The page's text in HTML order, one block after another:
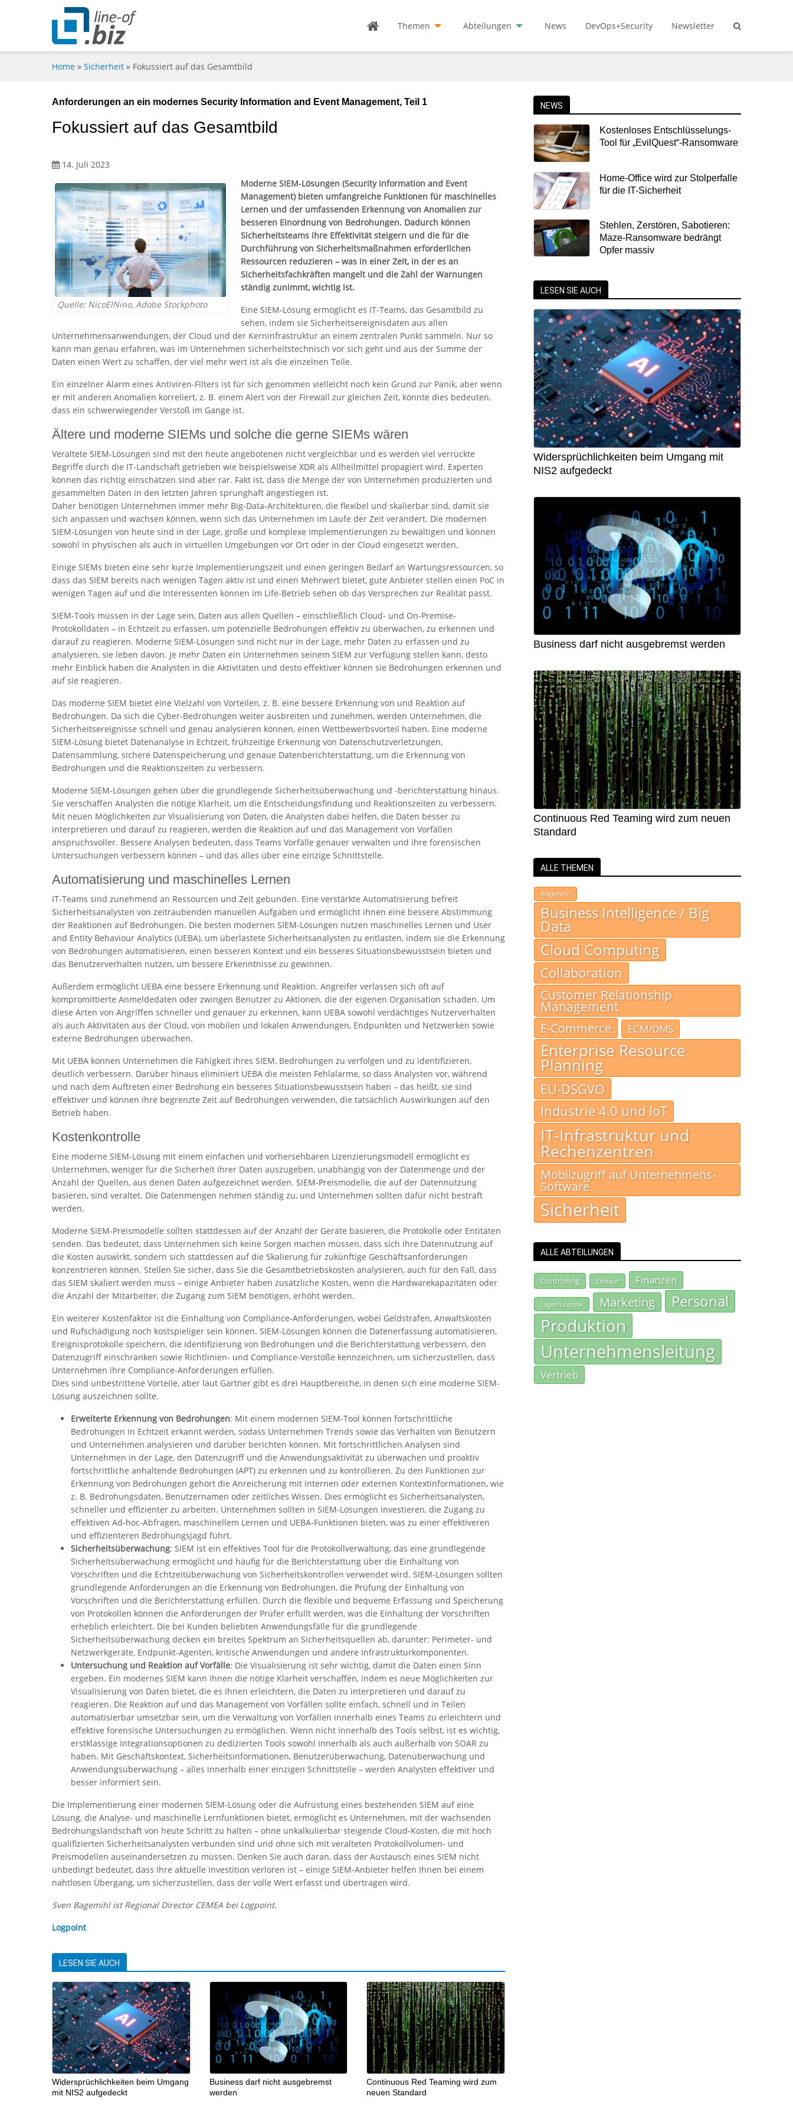
Themen Abteilungen News DevOps+Security Newsletter
Home » Sicherheit » Fokussiert auf das Gesamtbild
Anforderungen an ein modernes Security Information and Event Management, Teil 1
Fokussiert auf das Gesamtbild
14. Juli 2023
Quelle: NicoElNino, Adobe Stockphoto
Moderne SIEM-Lösungen (Security Information and Event
Management) bieten umfangreiche Funktionen für maschinelles
Lernen und der umfassenden Erkennung von Anomalien zur
besseren Einordnung von Bedrohungen. Dadurch können
Sicherheitsteams ihre Effektivität steigern und die für die
Durchführung von Sicherheitsmaßnahmen erforderlichen
Ressourcen reduzieren – was in einer Zeit, in der es an
Sicherheitsfachkräften mangelt und die Zahl der Warnungen
ständig zunimmt, wichtig ist.
Eine SIEM-Lösung ermöglicht es IT-Teams, das Gesamtbild zu
sehen, indem sie Sicherheitsereignisdaten aus allen
Unternehmensanwendungen, der Cloud und der Kerninfrastruktur an einem zentralen Punkt sammeln. Nur so
kann man genau erfahren, was im Unternehmen sicherheitstechnisch vor sich geht und aus der Summe der
Daten einen Wert zu schaffen, der viel mehr wert ist als die einzelnen Teile.
Ein einzelner Alarm eines Antiviren-Filters ist für sich genommen vielleicht noch kein Grund zur Panik, aber wenn
er mit anderen Anomalien korreliert, z. B. einem Alert von der Firewall zur gleichen Zeit, könnte dies bedeuten,
dass ein schwerwiegender Verstoß im Gange ist.
Ältere und moderne SIEMs und solche die gerne SIEMs wären
Veraltete SIEM-Lösungen sind mit den heute angebotenen nicht vergleichbar und es werden viel verrückte
Begriffe durch die IT-Landschaft getrieben wie beispielsweise XDR als Allheilmittel propagiert wird. Experten
können das richtig einschätzen sind aber rar. Fakt ist, dass die Menge der von Unternehmen produzierten und
gesammelten Daten in den letzten Jahren sprunghaft angestiegen ist.
Daher benötigen Unternehmen immer mehr Big-Data-Architekturen, die flexibel und skalierbar sind, damit sie
sich anpassen und wachsen können, wenn sich das Unternehmen im Laufe der Zeit verändert. Die modernen
SIEM-Lösungen von heute sind in der Lage, große und komplexe Implementierungen zu bewältigen und können
sowohl in physischen als auch in virtuellen Umgebungen vor Ort oder in der Cloud eingesetzt werden.
Einige SIEMs bieten eine sehr kurze Implementierungszeit und einen geringen Bedarf an Wartungsressourcen, so
dass das SIEM bereits nach wenigen Tagen aktiv ist und einen Mehrwert bietet, gute Anbieter stellen einen PoC in
wenigen Tagen auf und die Interessenten können im Life-Betrieb sehen ob das Versprechen zur Realität passt.
SIEM-Tools müssen in der Lage sein, Daten aus allen Quellen – einschließlich Cloud- und On-Premise-
Protokolldaten – in Echtzeit zu erfassen, um potenzielle Bedrohungen effektiv zu überwachen, zu erkennen und
darauf zu reagieren. Moderne SIEM-Lösungen sind nicht nur in der Lage, mehr Daten zu erfassen und zu
analysieren, sie leben davon. Je mehr Daten ein Unternehmen seinem SIEM zur Verfügung stellen kann, desto
mehr Einblick haben die Analysten in die Aktivitäten und desto effektiver können sie Bedrohungen erkennen und
auf sie reagieren.
Das moderne SIEM bietet eine Vielzahl von Vorteilen, z. B. eine bessere Erkennung von und Reaktion auf
Bedrohungen. Da sich die Cyber-Bedrohungen weiter ausbreiten und zunehmen, werden Unternehmen, die
Sicherheitsereignisse schnell und genau analysieren können, einen Wettbewerbsvorteil haben. Eine moderne
SIEM-Lösung bietet Datenanalyse in Echtzeit, frühzeitige Erkennung von Datenschutzverletzungen,
Datensammlung, sichere Datenspeicherung und genaue Datenberichterstattung, um die Erkennung von
Bedrohungen und die Reaktionszeiten zu verbessern.
Moderne SIEM-Lösungen gehen über die grundlegende Sicherheitsüberwachung und -berichterstattung hinaus.
Sie verschaffen Analysten die nötige Klarheit, um die Entscheidungsfindung und Reaktionszeiten zu verbessern.
Mit neuen Möglichkeiten zur Visualisierung von Daten, die Analysten dabei helfen, die Daten besser zu
interpretieren und darauf zu reagieren, werden die Reaktion auf und das Management von Vorfällen
anspruchsvoller. Bessere Analysen bedeuten, dass Teams Vorfälle genauer verwalten und ihre forensischen
Untersuchungen verbessern können – und das alles über eine einzige Schnittstelle.
Automatisierung und maschinelles Lernen
IT-Teams sind zunehmend an Ressourcen und Zeit gebunden. Eine verstärkte Automatisierung befreit
Sicherheitsanalysten von zeitraubenden manuellen Aufgaben und ermöglicht ihnen eine bessere Abstimmung
der Reaktionen auf Bedrohungen. Die besten modernen SIEM-Lösungen nutzen maschinelles Lernen und User
and Entity Behaviour Analytics (UEBA), um überlastete Sicherheitsanalysten zu entlasten, indem sie die Erkennung
von Bedrohungen automatisieren, einen besseren Kontext und ein besseres Situationsbewusstsein bieten und
das Benutzerverhalten nutzen, um bessere Erkenntnisse zu gewinnen.
Außerdem ermöglicht UEBA eine bessere Erkennung und Reaktion. Angreifer verlassen sich oft auf
kompromittierte Anmeldedaten oder zwingen Benutzer zu Aktionen, die der eigenen Organisation schaden. Um
diese Arten von Angriffen schneller und genauer zu erkennen, kann UEBA sowohl verdächtiges Nutzerverhalten
als auch Aktivitäten aus der Cloud, von mobilen und lokalen Anwendungen, Endpunkten und Netzwerken sowie
externe Bedrohungen überwachen.
Mit UEBA können Unternehmen die Fähigkeit ihres SIEM, Bedrohungen zu verfolgen und zu identifizieren,
deutlich verbessern. Darüber hinaus eliminiert UEBA die meisten Fehlalarme, so dass Analysten vor, während
und nach dem Auftreten einer Bedrohung ein besseres Situationsbewusstsein haben – das heißt, sie sind
effektiver und können ihre begrenzte Zeit auf Bedrohungen verwenden, die tatsächlich Auswirkungen auf den
Betrieb haben.
Kostenkontrolle
Eine moderne SIEM-Lösung mit einem einfachen und vorhersehbaren Lizenzierungsmodell ermöglicht es
Unternehmen, weniger für die Sicherheit ihrer Daten auszugeben, unabhängig von der Datenmenge und der
Anzahl der Quellen, aus denen Daten aufgezeichnet werden. SIEM-Preismodelle, die auf der Datennutzung
basieren, sind veraltet. Die Datenmengen nehmen ständig zu, und Unternehmen sollten dafür nicht bestraft
werden.
Moderne SIEM-Preismodelle sollten stattdessen auf der Anzahl der Geräte basieren, die Protokolle oder Entitäten
senden. Das bedeutet, dass Unternehmen sich keine Sorgen machen müssen, dass sich ihre Datennutzung auf
die Kosten auswirkt, sondern sich stattdessen auf die Skalierung für zukünftige Geschäftsanforderungen
konzentrieren können. Stellen Sie sicher, dass Sie die Gesamtbetriebskosten analysieren, auch für den Fall, dass
das SIEM skaliert werden muss – einige Anbieter haben zusätzliche Kosten, wenn die Hardwarekapazitäten oder
die Anzahl der Mitarbeiter, die Zugang zum SIEM benötigen, erhöht werden.
Ein weiterer Kostenfaktor ist die Einhaltung von Compliance-Anforderungen, wobei Geldstrafen, Anwaltskosten
und Rufschädigung noch kostspieliger sein können. SIEM-Lösungen können die Datenerfassung automatisieren,
Ereignisprotokolle speichern, die Identifizierung von Bedrohungen und die Berichterstattung verbessern, den
Datenzugriff einschränken sowie Richtlinien- und Compliance-Verstöße kennzeichnen, um sicherzustellen, dass
Unternehmen ihre Compliance-Anforderungen erfüllen.
Dies sind unbestrittene Vorteile, aber laut Gartner gibt es drei Hauptbereiche, in denen sich eine moderne SIEM-
Lösung auszeichnen sollte.
Erweiterte Erkennung von Bedrohungen: Mit einem modernen SIEM-Tool können fortschrittliche
Bedrohungen in Echtzeit erkannt werden, sodass Unternehmen Trends sowie das Verhalten von Benutzern
und Unternehmen analysieren und darüber berichten können. Mit fortschrittlichen Analysen sind
Unternehmen in der Lage, den Datenzugriff und die Anwendungsaktivität zu überwachen und proaktiv
fortschrittliche anhaltende Bedrohungen (APT) zu erkennen und zu kontrollieren. Zu den Funktionen zur
Erkennung von Bedrohungen gehört die Anreicherung mit internen oder externen Kontextinformationen, wie
z. B. Bedrohungsdaten, Benutzernamen oder zeitliches Wissen. Dies ermöglicht es Sicherheitsanalysten,
schneller und effizienter zu arbeiten. Unternehmen sollten in SIEM-Lösungen investieren, die Zugang zu
effektiven Ad-hoc-Abfragen, maschinellem Lernen und UEBA-Funktionen bieten, was zu einer effektiveren
und effizienteren Bedrohungsjagd führt.
Sicherheitsüberwachung: SIEM ist ein effektives Tool für die Protokollverwaltung, das eine grundlegende
Sicherheitsüberwachung ermöglicht und häufig für die Berichterstattung über die Einhaltung von
Vorschriften und die Echtzeitüberwachung von Sicherheitskontrollen verwendet wird. SIEM-Lösungen sollten
grundlegende Anforderungen an die Erkennung von Bedrohungen, die Prüfung der Einhaltung von
Vorschriften und die Berichterstattung erfüllen. Durch die flexible und bequeme Erfassung und Speicherung
von Protokollen können die Anforderungen der Prüfer erfüllt werden, was die Einhaltung der Vorschriften
erheblich erleichtert. Die bei Kunden beliebten Anwendungsfälle für die grundlegende
Sicherheitsüberwachung decken ein breites Spektrum an Sicherheitsquellen ab, darunter: Perimeter- und
Netzwerkgeräte, Endpunkt-Agenten, kritische Anwendungen und andere Infrastrukturkomponenten.
Untersuchung und Reaktion auf Vorfälle: Die Visualisierung ist sehr wichtig, damit die Daten einen Sinn
ergeben. Ein modernes SIEM kann Ihnen die nötige Klarheit verschaffen, indem es neue Möglichkeiten zur
Visualisierung von Daten bietet, die es Ihnen erleichtern, die Daten zu interpretieren und darauf zu
reagieren. Die Reaktion auf und das Management von Vorfällen sollte einfach, schnell und in Teilen
automatisierbar umsetzbar sein, um die Verwaltung von Vorfällen innerhalb eines Teams zu erleichtern und
effektive forensische Untersuchungen zu ermöglichen. Wenn nicht innerhalb des Tools selbst, ist es wichtig,
erstklassige Integrationsoptionen zu dedizierten Tools sowohl innerhalb als auch außerhalb von SOAR zu
haben. Mit Geschäftskontext, Sicherheitsinformationen, Benutzerüberwachung, Datenüberwachung und
Anwendungsüberwachung – alles innerhalb einer einzigen Schnittstelle – werden Analysten effektiver und
besser informiert sein.
Die Implementierung einer modernen SIEM-Lösung oder die Aufrüstung eines bestehenden SIEM auf eine
Lösung, die Analyse- und maschinelle Lernfunktionen bietet, ermöglicht es Unternehmen, mit der wachsenden
Bedrohungslandschaft von heute Schritt zu halten – ohne unkalkulierbar steigende Cloud-Kosten, die mit hoch
qualifizierten Sicherheitsanalysten verbunden sind und ohne sich mit veralteten Protokollvolumen- und
Preismodellen auseinandersetzen zu müssen. Denken Sie auch daran, dass der Austausch eines SIEM nicht
unbedingt bedeutet, dass Ihre aktuelle Investition verloren ist – einige SIEM-Anbieter helfen Ihnen bei einem
nahtlosen Übergang, um sicherzustellen, dass der volle Wert erfasst und übertragen wird.
Sven Bagemihl ist Regional Director CEMEA bei Logpoint.
Logpoint
LESEN SIE AUCH
Widersprüchlichkeiten beim Umgang
mit NIS2 aufgedeckt
Business darf nicht ausgebremst
werden
Continuous Red Teaming wird zum
neuen Standard
NEWS
Kostenloses Entschlüsselungs-
Tool für „EvilQuest“-Ransomware
Home-Office wird zur Stolperfalle
für die IT-Sicherheit
Stehlen, Zerstören, Sabotieren:
Maze-Ransomware bedrängt
Opfer massiv
LESEN SIE AUCH
Widersprüchlichkeiten beim Umgang mit
NIS2 aufgedeckt
Business darf nicht ausgebremst werden
Continuous Red Teaming wird zum neuen
Standard
ALLE THEMEN
Allgemein
Business Intelligence / Big
Data
Cloud Computing
Collaboration
Customer Relationship
Management
E-Commerce
ECM/DMS
Enterprise Resource
Planning
EU-DSGVO
Industrie 4.0 und IoT
IT-Infrastruktur und
Rechenzentren
Mobilzugriff auf Unternehmens-
Software
Sicherheit
ALLE ABTEILUNGEN
Controlling Einkauf Finanzen
Lager/Logistik Marketing Personal
Produktion
Unternehmensleitung
Vertrieb